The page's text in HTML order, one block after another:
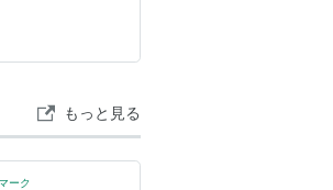
ィッシュを忘
もっと見る
ーク